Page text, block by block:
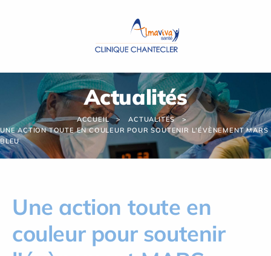
Actualités
ACCUEIL
ACTUALITÉS
UNE ACTION TOUTE EN COULEUR POUR SOUTENIR L'ÉVÈNEMENT MARS
BLEU
Une action toute en
couleur pour soutenir